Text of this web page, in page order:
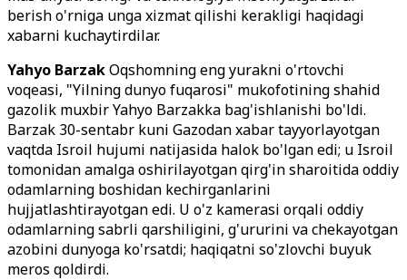
berish o'rniga unga xizmat qilishi kerakligi haqidagi
xabarni kuchaytirdilar.
Yahyo BarzakOqshomning eng yurakni o'rtovchi
voqeasi, "Yilning dunyo fuqarosi" mukofotining shahid
gazolik muxbir Yahyo Barzakka bag'ishlanishi bo'ldi.
Barzak 30-sentabr kuni Gazodan xabar tayyorlayotgan
vaqtda Isroil hujumi natijasida halok bo'lgan edi; u Isroil
tomonidan amalga oshirilayotgan qirg'in sharoitida oddiy
odamlarning boshidan kechirganlarini
hujjatlashtirayotgan edi. U o'z kamerasi orqali oddiy
odamlarning sabrli qarshiligini, g'ururini va chekayotgan
azobini dunyoga ko'rsatdi; haqiqatni so'zlovchi buyuk
meros qoldirdi.